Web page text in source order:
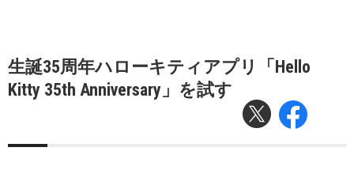
生誕35周年ハローキティアプリ「Hello
Kitty 35th Anniversary」を試す